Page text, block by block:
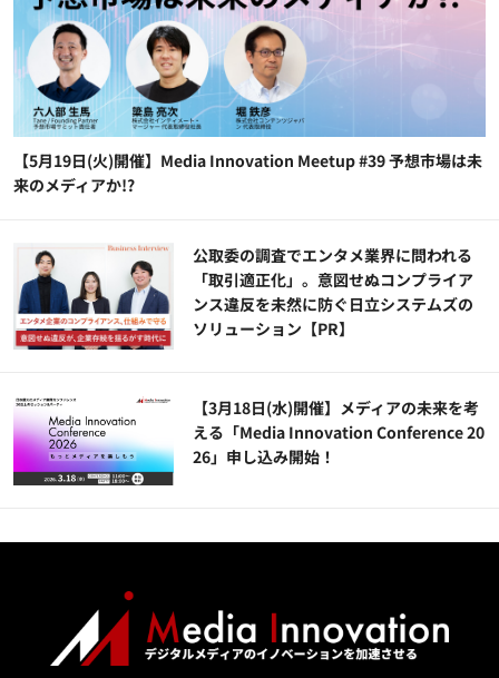
【5月19日(火)開催】Media Innovation Meetup #39 予想市場は未
来のメディアか!?
公​​取委の調査でエンタメ業界に問われる
「取引適正化」。意図せぬコンプライア
ンス違反を未然に防ぐ日立システムズの
ソリューション​【PR】
【3月18日(水)開催】メディアの未来を考
える「Media Innovation Conference 20
26」申し込み開始！